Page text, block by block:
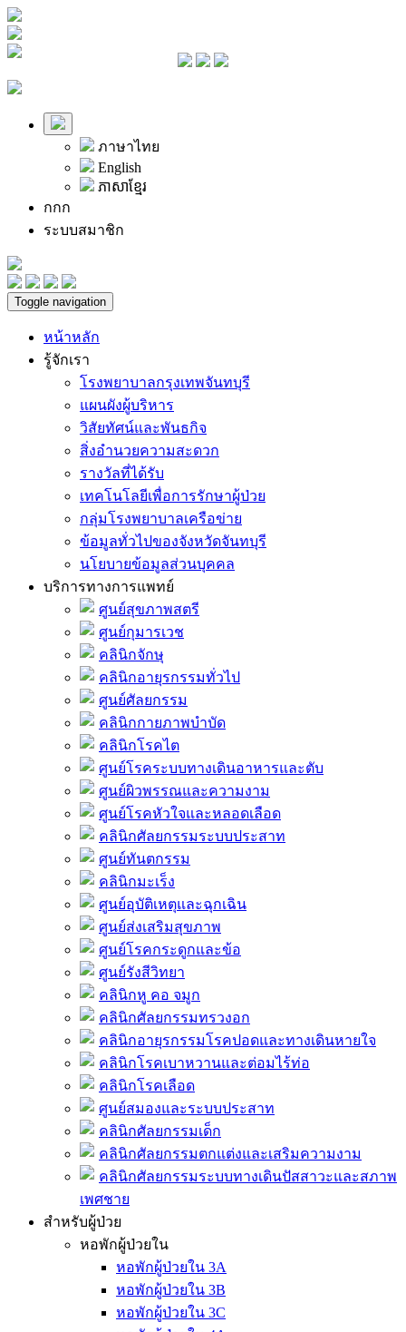
ภาษาไทย
English
ភាសាខ្មែរ
กกก
ระบบสมาชิก
Toggle navigation
หน้าหลัก
รู้จักเรา
โรงพยาบาลกรุงเทพจันทบุรี
แผนผังผู้บริหาร
วิสัยทัศน์และพันธกิจ
สิ่งอำนวยความสะดวก
รางวัลที่ได้รับ
เทคโนโลยีเพื่อการรักษาผู้ป่วย
กลุ่มโรงพยาบาลเครือข่าย
ข้อมูลทั่วไปของจังหวัดจันทบุรี
นโยบายข้อมูลส่วนบุคคล
บริการทางการแพทย์
ศูนย์สุขภาพสตรี
ศูนย์กุมารเวช
คลินิกจักษุ
คลินิกอายุรกรรมทั่วไป
ศูนย์ศัลยกรรม
คลินิกกายภาพบำบัด
คลินิกโรคไต
ศูนย์โรคระบบทางเดินอาหารและตับ
ศูนย์ผิวพรรณและความงาม
ศูนย์โรคหัวใจและหลอดเลือด
คลินิกศัลยกรรมระบบประสาท
ศูนย์ทันตกรรม
คลินิกมะเร็ง
ศูนย์อุบัติเหตุและฉุกเฉิน
ศูนย์ส่งเสริมสุขภาพ
ศูนย์โรคกระดูกและข้อ
ศูนย์รังสีวิทยา
คลินิกหู คอ จมูก
คลินิกศัลยกรรมทรวงอก
คลินิกอายุรกรรมโรคปอดและทางเดินหายใจ
คลินิกโรคเบาหวานและต่อมไร้ท่อ
คลินิกโรคเลือด
ศูนย์สมองและระบบประสาท
คลินิกศัลยกรรมเด็ก
คลินิกศัลยกรรมตกแต่งและเสริมความงาม
คลินิกศัลยกรรมระบบทางเดินปัสสาวะและสภาพ
เพศชาย
สำหรับผู้ป่วย
หอพักผู้ป่วยใน
หอพักผู้ป่วยใน 3A
หอพักผู้ป่วยใน 3B
หอพักผู้ป่วยใน 3C